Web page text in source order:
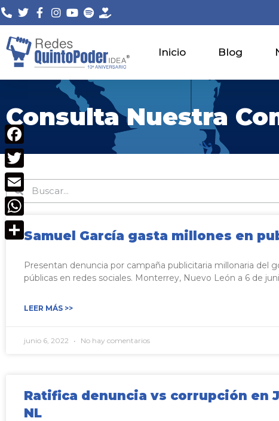
al
contenido
Inicio Blog
Consulta Nuestra
Samuel García gasta millones en
Presentan denuncia por campaña publicitaria millonaria del
públicas en redes sociales. Monterrey, Nuevo León a 6 de
LEER MÁS >>
junio 6, 2022 No hay comentarios
Ratifica denuncia vs corrupción en
NL
Facebook
Twitter
Email
WhatsApp